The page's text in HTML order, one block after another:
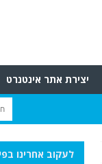
יצירת אתר אינטנרט
לעקוב אחרינו